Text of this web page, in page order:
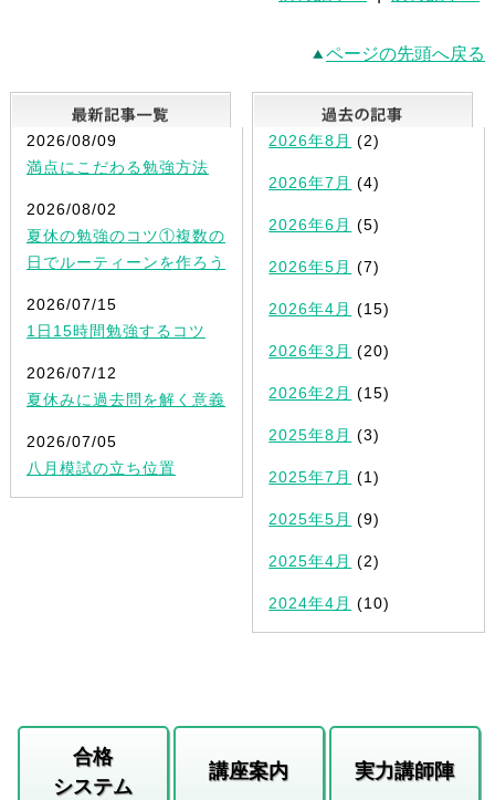
ページの先頭へ戻る
最新記事一覧
2026/08/09
満点にこだわる勉強方法
2026/08/02
夏休の勉強のコツ①複数の
日でルーティーンを作ろう
2026/07/15
1日15時間勉強するコツ
2026/07/12
夏休みに過去問を解く意義
2026/07/05
八月模試の立ち位置
2026年8月 (2)
2026年7月 (4)
2026年6月 (5)
2026年5月 (7)
2026年4月 (15)
2026年3月 (20)
2026年2月 (15)
2025年8月 (3)
2025年7月 (1)
2025年5月 (9)
2025年4月 (2)
2024年4月 (10)
合格
システム
講座案内 実力講師陣